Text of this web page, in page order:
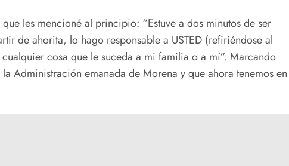
les mencioné al principio: “Estuve a dos minutos de ser
de ahorita, lo hago responsable a USTED (refiriéndose al
cosa que le suceda a mi familia o a mí”. Marcando
Administración emanada de Morena y que ahora tenemos en